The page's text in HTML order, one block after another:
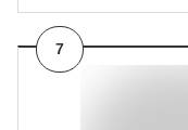
7